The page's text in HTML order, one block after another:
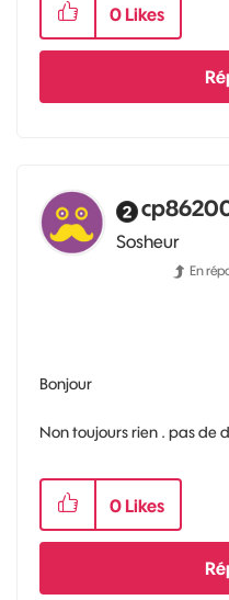
0 Likes
Sosheur
En
Bonjour
Non toujours rien . pas de
0 Likes